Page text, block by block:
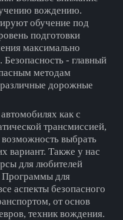
вождению.
обучение под
подготовки
максимально
- главный
методам
дорожные
как с
трансмиссией,
выбрать
вариант. Также у нас
для любителей
Программы для
аспекты безопасного
от основ
техник вождения.